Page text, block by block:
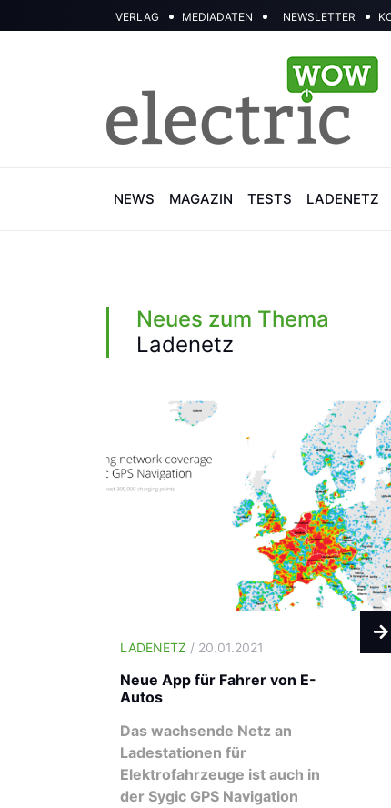
VERLAG MEDIADATEN NEWSLETTER
NEWS MAGAZIN TESTS LADENETZ
Neues zum Thema
Ladenetz
LADENETZ / 20.01.2021
Neue App für Fahrer von E-
Autos
Das wachsende Netz an
Ladestationen für
Elektrofahrzeuge ist auch in
der Sygic GPS Navigation